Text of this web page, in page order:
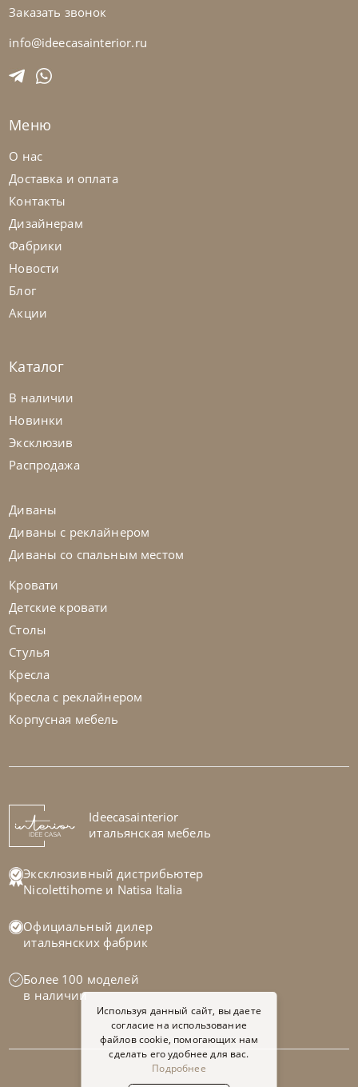
Bontempi
Стол Mago
Bontempi
Стол Universe
Стол Hip Hop
На заказ 45-90 дн
Заказать звонок
info@ideecasainterior.ru
Меню
О нас
Доставка и оплата
Контакты
Дизайнерам
Фабрики
Новости
Блог
Акции
Каталог
В наличии
Новинки
Эксклюзив
Распродажа
Диваны
Диваны с реклайнером
Диваны со спальным местом
Кровати
Детские кровати
Столы
Стулья
Кресла
Кресла с реклайнером
Корпусная мебель
Ideecasainterior
итальянская мебель
Эксклюзивный дистрибьютер
Nicolettihome и Natisa Italia
Официальный дилер
итальянских фабрик
Более 100 моделей
в наличии
Используя данный сайт, вы даете
согласие на использование
файлов cookie, помогающих нам
сделать его удобнее для вас.
Подробнее